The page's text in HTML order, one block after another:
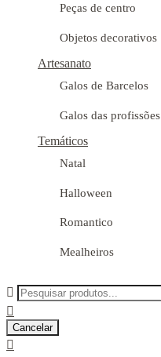
Peças de centro
Objetos decorativos
Artesanato
Galos de Barcelos
Galos das profissões
Temáticos
Natal
Halloween
Romantico
Mealheiros


Cancelar
